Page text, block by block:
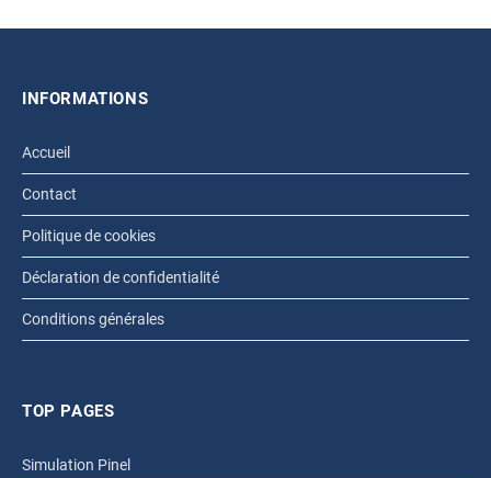
INFORMATIONS
Accueil
Contact
Politique de cookies
Déclaration de confidentialité
Conditions générales
TOP PAGES
Simulation Pinel